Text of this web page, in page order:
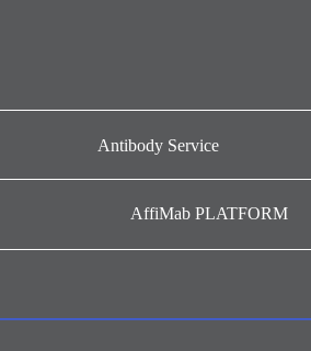
Antibody Service
AffiMab PLATFORM